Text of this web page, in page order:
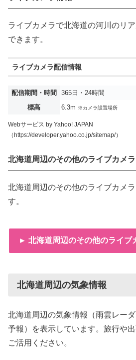
ライブカメラで北海道の河川のリ
できます。
ライブカメラ配信情報
配信期間・時間
365日・24時間
標高
6.3m ※カメラ設置場所
Webサービス by Yahoo! JAPAN
（https://developer.yahoo.co.jp/sitemap/）
北海道周辺のその他のライブカメラ
北海道周辺のその他のライブカメ
す。
► 北海道周辺のその他のライブ
北海道周辺の気象情報
北海道周辺の気象情報（雨雲レー
予報）を表示しています。旅行や
ご活用ください。